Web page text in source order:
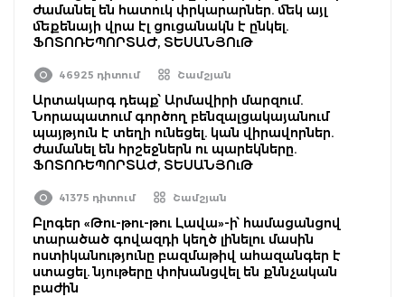
ժամանել են հատուկ փրկարարներ. մեկ այլ
մեքենայի վրա էլ ցուցանակն է ընկել.
ՖՈՏՈՌԵՊՈՐՏԱԺ, ՏԵՍԱՆՅՈւԹ
46925 դիտում Շամշյան
Արտակարգ դեպք՝ Արմավիրի մարզում.
Նորապատում գործող բենզալցակայանում
պայթյուն է տեղի ունեցել. կան վիրավորներ.
ժամանել են հրշեջներն ու պարեկները.
ՖՈՏՈՌԵՊՈՐՏԱԺ, ՏԵՍԱՆՅՈւԹ
41375 դիտում Շամշյան
Բլոգեր «Թու-թու-թու Լավա»-ի՝ համացանցով
տարածած գովազդի կեղծ լինելու մասին
ոստիկանությունը բազմաթիվ ահազանգեր է
ստացել. նյութերը փոխանցվել են քննչական
բաժին